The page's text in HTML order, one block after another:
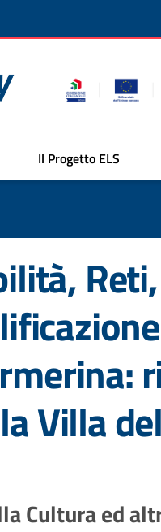
Il Progetto ELS
Villa
Cultura ed